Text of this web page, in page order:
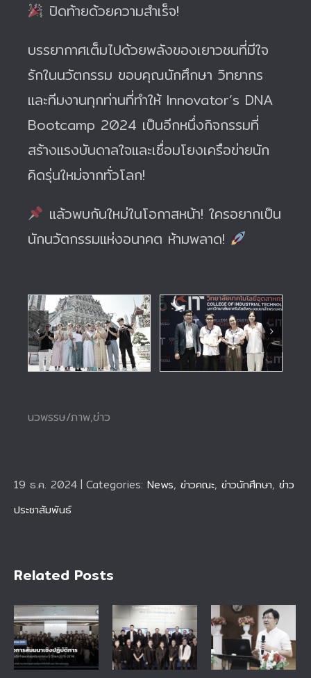
ปิดท้ายด้วยความสำเร็จ!
บรรยากาศเต็มไปด้วยพลังของเยาวชนที่มีใจ
รักในนวัตกรรม ขอบคุณนักศึกษา วิทยากร
และทีมงานทุกท่านที่ทำให้ Innovator’s DNA
Bootcamp 2024 เป็นอีกหนึ่งกิจกรรมที่
สร้างแรงบันดาลใจและเชื่อมโยงเครือข่ายนัก
คิดรุ่นใหม่จากทั่วโลก!
แล้วพบกันใหม่ในโอกาสหน้า! ใครอยากเป็น
นักนวัตกรรมแห่งอนาคต ห้ามพลาด!
นวพรรษ/ภาพ,ข่าว
19 ธ.ค. 2024 | Categories: News, ข่าวคณะ, ข่าวนักศึกษา, ข่าว
ประชาสัมพันธ์
Related Posts